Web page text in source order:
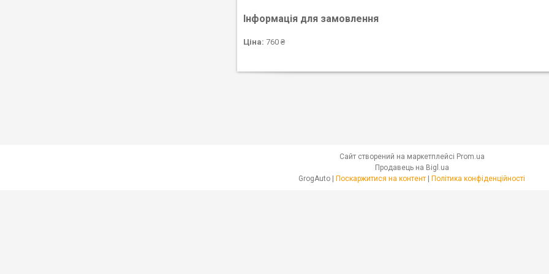
Інформація для замовлення
Ціна: 760 ₴
Сайт створений на маркетплейсі Prom.ua
Продавець на Bigl.ua
GrogAuto | Поскаржитися на контент | Політика конфіденційності